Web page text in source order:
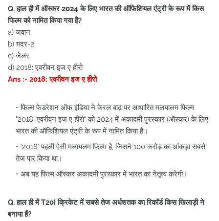
Q. हाल ही में ऑस्कर 2024 के लिए भारत की ऑफिशियल एंट्री के रूप में किस
फिल्म को नामित किया गया है?
a) जवान
b) ग़दर-2
c) जेलर
d) 2018: एवरीवन इज ए हीरो
Ans :- 2018: एवरीवन इज ए हीरो
फिल्म फेडरेशन ऑफ इंडिया ने केरल बाढ़ पर आधारित मलयालम फिल्म
"2018: एवरीवन इज ए हीरो" को 2024 में अकादमी पुरस्कार (ऑस्कर) के लिए
भारत की ऑफिशियल एंट्री के रूप में नामित किया है।
'2018' पहली ऐसी मलायलम फिल्म है, जिसने 100 करोड़ का आंकड़ा सबसे
तेज पार किया था।
अब यह फिल्म ऑस्कर अकादमी पुरस्कार में भारत का नेतृत्व करेगी।
Q. हाल ही में T20I क्रिकेट में सबसे तेज अर्धशतक का रिकॉर्ड किस खिलाड़ी ने
बनाया हैं?